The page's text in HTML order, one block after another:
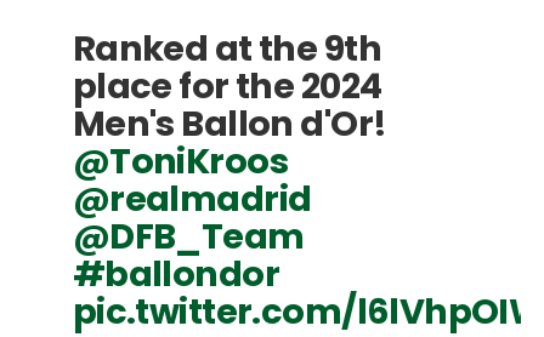
Ranked at the 9th
place for the 2024
Men's Ballon d'Or!
@ToniKroos
@realmadrid
@DFB_Team
#ballondor
pic.twitter.com/